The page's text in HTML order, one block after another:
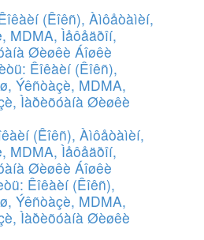
(Êîêñ), Àìôåòàìèí,
MDMA, Ìåôåäðîí,
Øèøêè Áîøêè
Êîêàèí (Êîêñ),
Ýêñòàçè, MDMA,
Ìàðèõóàíà Øèøêè
(Êîêñ), Àìôåòàìèí,
MDMA, Ìåôåäðîí,
Øèøêè Áîøêè
Êîêàèí (Êîêñ),
Ýêñòàçè, MDMA,
Ìàðèõóàíà Øèøêè